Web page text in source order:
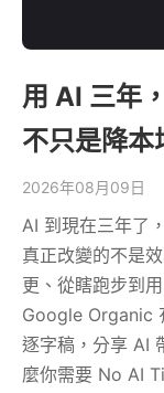
用 AI 三年
不只是降本
2026年08月09日
AI 到現在三年了
真正改變的不是
更、從瞎跑步到
Google Organic
逐字稿，分享 AI
麼你需要 No AI